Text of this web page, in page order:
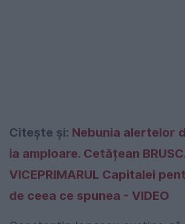
Citește și: Nebunia alertelor
ia amploare. Cetățean
VICEPRIMARUL Capitalei
de ceea ce spunea - VIDEO